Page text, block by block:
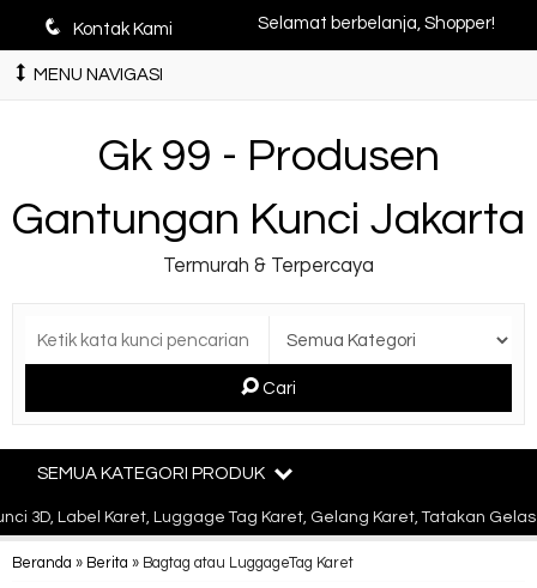
q Kontak Kami Selamat berbelanja, Shopper!
MENU NAVIGASI
Gk 99 - Produsen
Gantungan Kunci Jakarta
Termurah & Terpercaya
Cari
SEMUA KATEGORI PRODUK
Label Karet, Luggage Tag Karet, Gelang Karet, Tatakan Gelas
Beranda » Berita » Bagtag atau LuggageTag Karet